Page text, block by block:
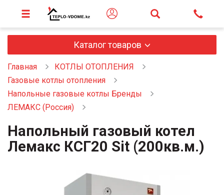
Каталог товаров
Главная
КОТЛЫ ОТОПЛЕНИЯ
Газовые котлы отопления
Напольные газовые котлы Бренды
ЛЕМАКС (Россия)
Напольный газовый котел
Лемакс КСГ20 Sit (200кв.м.)